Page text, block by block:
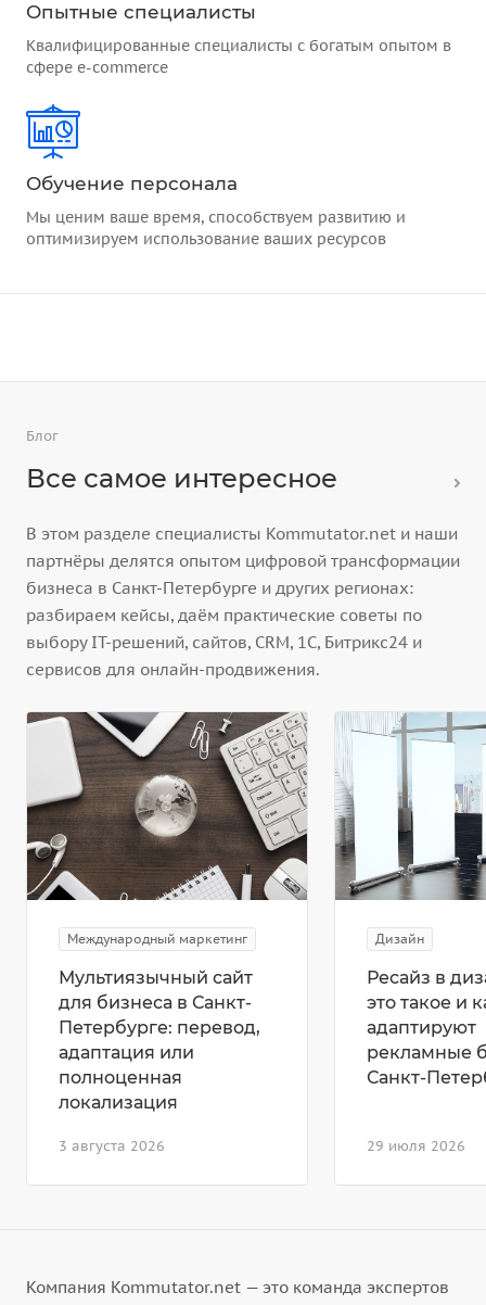
Опытные специалисты
Квалифицированные специалисты с богатым опытом в
сфере e-commerce
Обучение персонала
Мы ценим ваше время, способствуем развитию и
оптимизируем использование ваших ресурсов
Блог
Все самое интересное
В этом разделе специалисты Kommutator.net и наши
партнёры делятся опытом цифровой трансформации
бизнеса в Санкт-Петербурге и других регионах:
разбираем кейсы, даём практические советы по
выбору IT-решений, сайтов, CRM, 1С, Битрикс24 и
сервисов для онлайн-продвижения.
Международный маркетинг
3 августа 2026
Мультиязычный сайт
для бизнеса в Санкт-
Петербурге: перевод,
адаптация или
полноценная
локализация
Дизайн
29 июля 2026
Ресайз в
это такое и
адаптируют
рекламные
Санкт-
Компания Kommutator.net — это команда экспертов